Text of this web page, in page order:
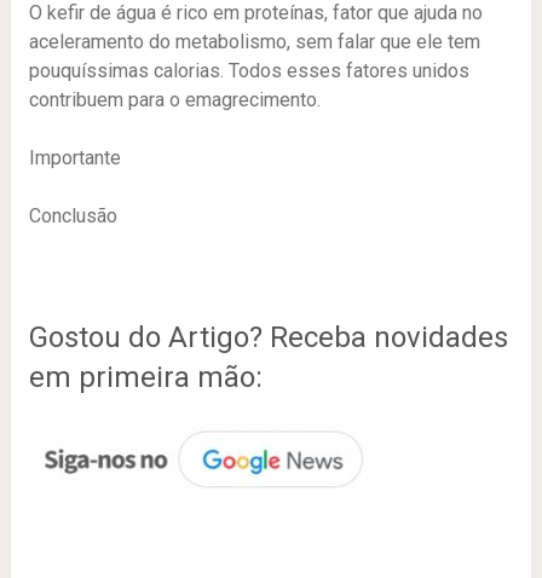
O kefir de água é rico em proteínas, fator que ajuda no
aceleramento do metabolismo, sem falar que ele tem
pouquíssimas calorias. Todos esses fatores unidos
contribuem para o emagrecimento.
Importante
Conclusão
Gostou do Artigo? Receba novidades
em primeira mão: